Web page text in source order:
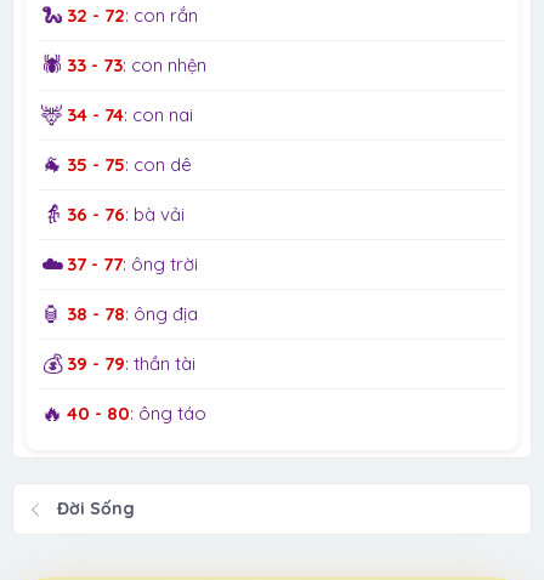
🐍 32 - 72: con rắn
🕷️ 33 - 73: con nhện
🦌 34 - 74: con nai
🐐 35 - 75: con dê
👵 36 - 76: bà vải
☁️ 37 - 77: ông trời
🏮 38 - 78: ông địa
💰 39 - 79: thần tài
🔥 40 - 80: ông táo
Đời Sống